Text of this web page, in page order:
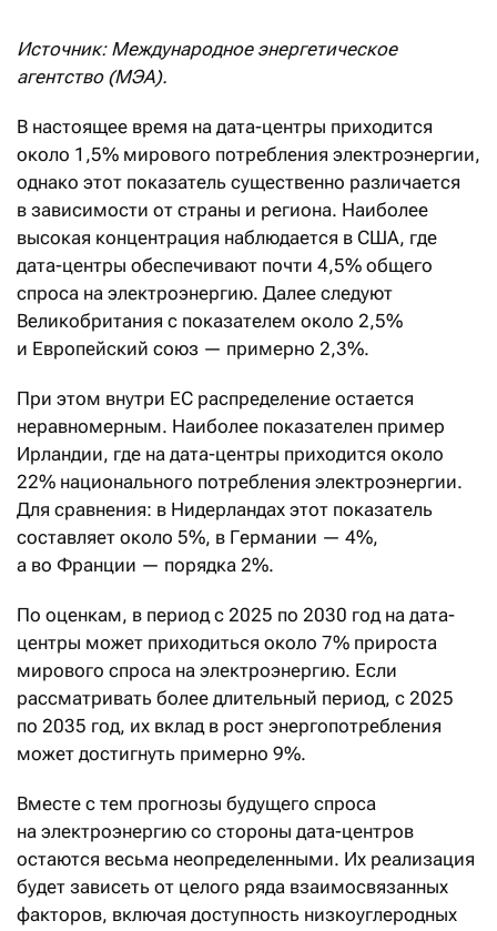
Источник: Международное энергетическое
агентство (МЭА).
В настоящее время на дата-центры приходится
около 1,5% мирового потребления электроэнергии,
однако этот показатель существенно различается
в зависимости от страны и региона. Наиболее
высокая концентрация наблюдается в США, где
дата-центры обеспечивают почти 4,5% общего
спроса на электроэнергию. Далее следуют
Великобритания с показателем около 2,5%
и Европейский союз — примерно 2,3%.
При этом внутри ЕС распределение остается
неравномерным. Наиболее показателен пример
Ирландии, где на дата-центры приходится около
22% национального потребления электроэнергии.
Для сравнения: в Нидерландах этот показатель
составляет около 5%, в Германии — 4%,
а во Франции — порядка 2%.
По оценкам, в период с 2025 по 2030 год на дата-
центры может приходиться около 7% прироста
мирового спроса на электроэнергию. Если
рассматривать более длительный период, с 2025
по 2035 год, их вклад в рост энергопотребления
может достигнуть примерно 9%.
Вместе с тем прогнозы будущего спроса
на электроэнергию со стороны дата-центров
остаются весьма неопределенными. Их реализация
будет зависеть от целого ряда взаимосвязанных
факторов, включая доступность низкоуглеродных